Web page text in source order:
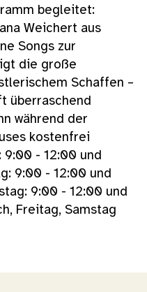
begleitet:
Weichert aus
Songs zur
die große
Schaffen –
überraschend
während der
kostenfrei
9:00 - 12:00 und
9:00 - 12:00 und
9:00 - 12:00 und
Freitag, Samstag